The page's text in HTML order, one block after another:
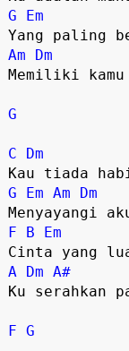
G
Em
Am
Dm
Memiliki kamu
G
C
Dm
G
Em Am
Dm
F
B
Em
A Dm A#
Ku serahkan
F G